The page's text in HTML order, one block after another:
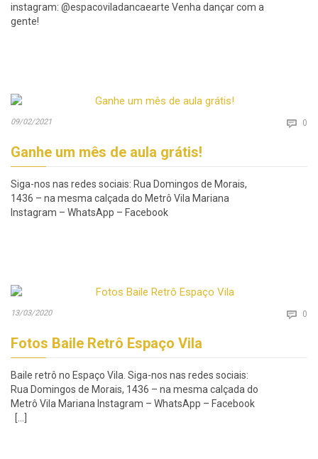
instagram: @espacoviladancaearte Venha dançar com a
gente!
09/02/2021  0
Ganhe um mês de aula grátis!
Siga-nos nas redes sociais: Rua Domingos de Morais,
1436 – na mesma calçada do Metrô Vila Mariana
Instagram – WhatsApp – Facebook
13/03/2020  0
Fotos Baile Retrô Espaço Vila
Baile retrô no Espaço Vila. Siga-nos nas redes sociais:
Rua Domingos de Morais, 1436 – na mesma calçada do
Metrô Vila Mariana Instagram – WhatsApp – Facebook
[…]